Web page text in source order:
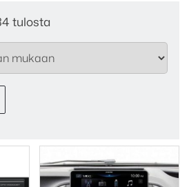
tulosta
by
latest